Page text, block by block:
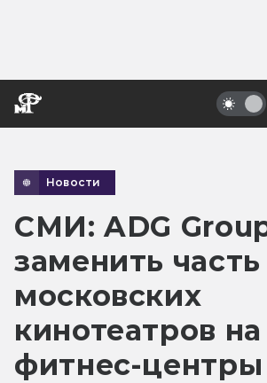
Новости
СМИ: ADG
заменить часть
московских
кинотеатров на
фитнес-центры